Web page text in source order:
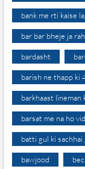
bank me rti kaise
bar bar bheje ja
bardasht
barish ne thapp ki
barkhaast lineman
barsat me na ho
batti gul ki
bawjood